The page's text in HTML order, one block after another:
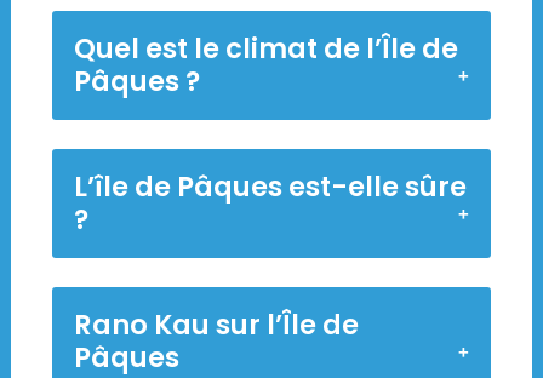
Quel est le climat de l’Île de
Pâques ?
L’île de Pâques est-elle sûre
?
Rano Kau sur l’Île de
Pâques